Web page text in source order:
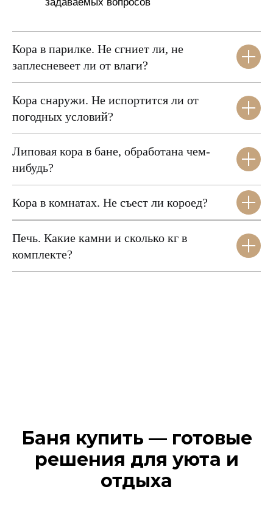
Кора в парилке. Не сгниет ли, не
заплесневеет ли от влаги?
Кора снаружи. Не испортится ли от
погодных условий?
Липовая кора в бане, обработана чем-
нибудь?
Кора в комнатах. Не съест ли короед?
Печь. Какие камни и сколько кг в
комплекте?
Баня купить — готовые
решения для уюта и
отдыха